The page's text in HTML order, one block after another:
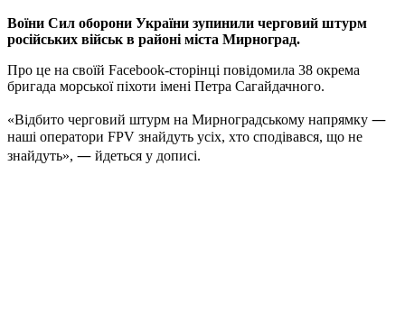
Воїни Сил оборони України зупинили черговий штурм
російських військ в районі міста Мирноград.
Про це на своїй Facebook-сторінці повідомила 38 окрема
бригада морської піхоти імені Петра Сагайдачного.
«Відбито черговий штурм на Мирноградському напрямку —
наші оператори FPV знайдуть усіх, хто сподівався, що не
знайдуть», — йдеться у дописі.